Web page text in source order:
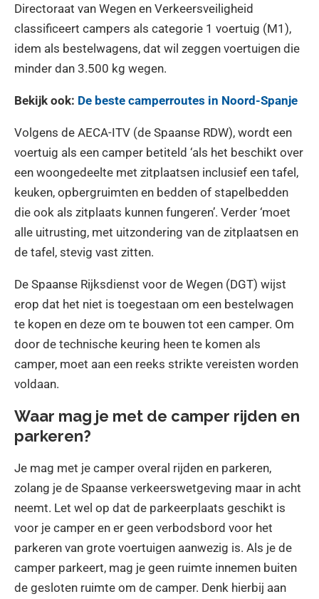
Directoraat van Wegen en Verkeersveiligheid
classificeert campers als categorie 1 voertuig (M1),
idem als bestelwagens, dat wil zeggen voertuigen die
minder dan 3.500 kg wegen.
Bekijk ook: De beste camperroutes in Noord-Spanje
Volgens de AECA-ITV (de Spaanse RDW), wordt een
voertuig als een camper betiteld ‘als het beschikt over
een woongedeelte met zitplaatsen inclusief een tafel,
keuken, opbergruimten en bedden of stapelbedden
die ook als zitplaats kunnen fungeren’. Verder ‘moet
alle uitrusting, met uitzondering van de zitplaatsen en
de tafel, stevig vast zitten.
De Spaanse Rijksdienst voor de Wegen (DGT) wijst
erop dat het niet is toegestaan om een bestelwagen
te kopen en deze om te bouwen tot een camper. Om
door de technische keuring heen te komen als
camper, moet aan een reeks strikte vereisten worden
voldaan.
Waar mag je met de camper rijden en
parkeren?
Je mag met je camper overal rijden en parkeren,
zolang je de Spaanse verkeerswetgeving maar in acht
neemt. Let wel op dat de parkeerplaats geschikt is
voor je camper en er geen verbodsbord voor het
parkeren van grote voertuigen aanwezig is. Als je de
camper parkeert, mag je geen ruimte innemen buiten
de gesloten ruimte om de camper. Denk hierbij aan